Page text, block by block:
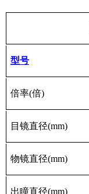
型号
倍率(倍)
目镜直径(mm)
物镜直径(mm)
出瞳直径(mm)